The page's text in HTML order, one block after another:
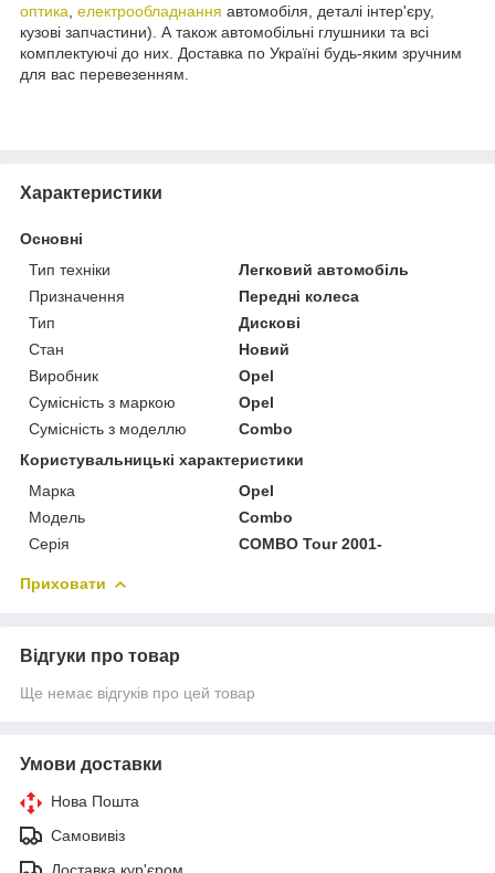
оптика електрообладнання автомобіля, деталі інтер'єру,
кузові запчастини). А також автомобільні глушники та всі
комплектуючі до них. Доставка по Україні будь-яким зручним
для вас перевезенням.
Характеристики
Основні
Тип техніки
Легковий автомобіль
Призначення
Передні колеса
Тип
Дискові
Стан
Новий
Виробник
Opel
Сумісність з маркою
Opel
Сумісність з моделлю
Combo
Користувальницькі характеристики
Марка
Opel
Модель
Combo
Серія
COMBO Tour 2001-
Приховати
Відгуки про товар
Ще немає відгуків про цей товар
Умови доставки
Нова Пошта
Самовивіз
Доставка кур'єром